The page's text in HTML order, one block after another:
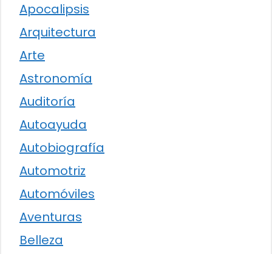
Apocalipsis
Arquitectura
Arte
Astronomía
Auditoría
Autoayuda
Autobiografía
Automotriz
Automóviles
Aventuras
Belleza